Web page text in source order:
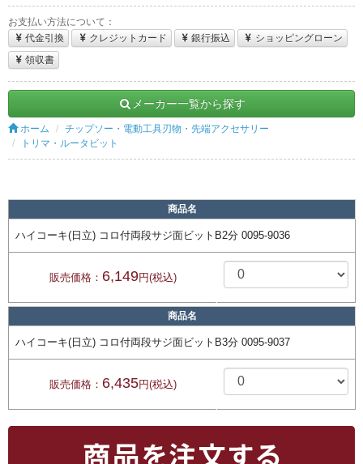
お支払い方法について：
代金引換
クレジットカード 銀行振込
ショッピングローン
領収書
メーカー一覧から探す
ホーム
チップソー・電動工具刃物・先端アクセサリー
トリマ・ルータビット
商品名
ハイコーキ(日立) コロ付両段サジ面ビットB2分 0095-9036
販売価格： 6,149円(税込)
商品名
ハイコーキ(日立) コロ付両段サジ面ビットB3分 0095-9037
販売価格： 6,435円(税込)